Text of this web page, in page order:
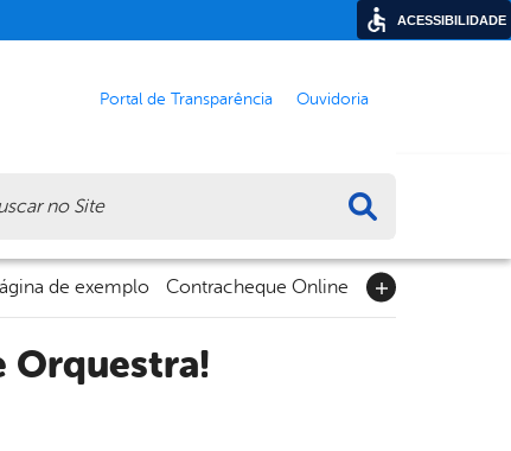
Portal de Transparência Ouvidoria
de exemplo Contracheque Online
Orquestra!
ACESSIBILIDADE